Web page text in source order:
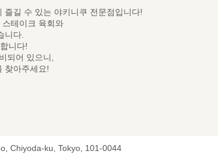
길 수 있는 야키니쿠 전문점입니다!
테이크 육회와
니다.
니다!
되어 있으니,
찾아주세요!
Chiyoda-ku, Tokyo, 101-0044